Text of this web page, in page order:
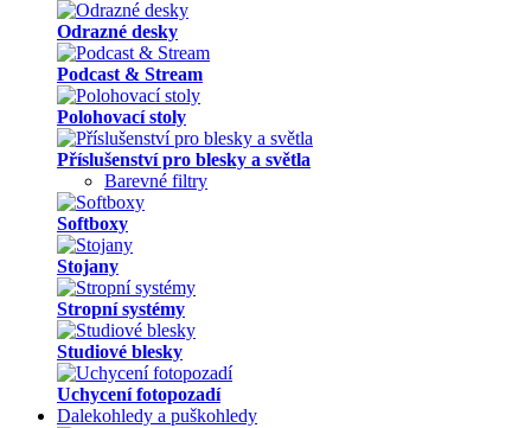
Odrazné desky
Podcast & Stream
Polohovací stoly
Příslušenství pro blesky a světla
Barevné filtry
Softboxy
Stojany
Stropní systémy
Studiové blesky
Uchycení fotopozadí
Dalekohledy a puškohledy